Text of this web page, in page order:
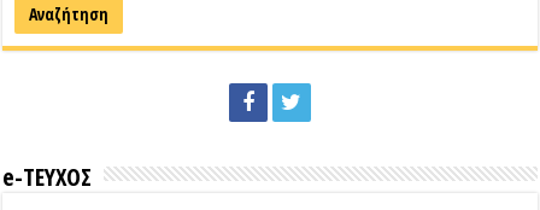
e-ΤΕΥΧΟΣ